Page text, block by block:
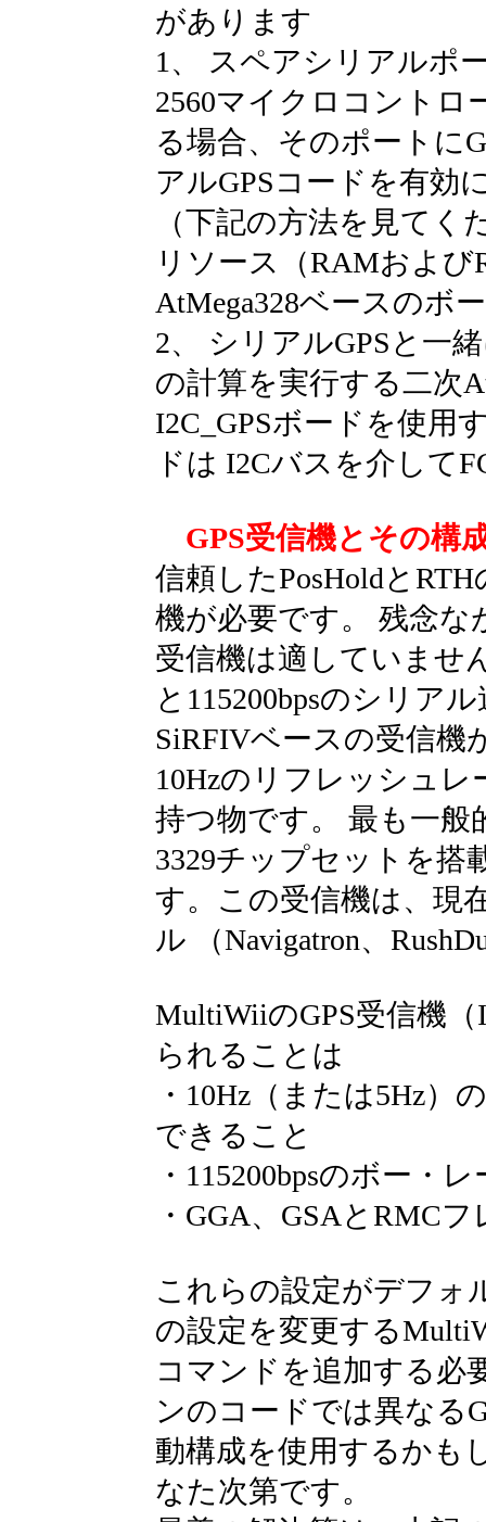
があります
1、 スペアシリアルポ
2560マイクロコントロ
る場合、そのポートに
アルGPSコードを有効
（下記の方法を見てく
リソース（RAMおよ
AtMega328ベースのボ
2、 シリアルGPSと一
の計算を実行する二次
I2C_GPSボードを使用
ドは I2Cバスを介して
GPS受信機とその構
信頼したPosHoldと
機が必要です。 残念な
受信機は適していませ
と115200bpsのシリア
SiRFIVベースの受信機
10Hzのリフレッシュ
持つ物です。 最も一
3329チップセットを搭
す。この受信機は、現
ル （Navigatron、
MultiWiiのGPS受信機
られることは
・10Hz（または5Hz）
できること
・115200bpsのボー・
・GGA、GSAとRMC
これらの設定がデフォ
の設定を変更する
コマンドを追加する必
ンのコードでは異なる
動構成を使用するかも
なた次第です。